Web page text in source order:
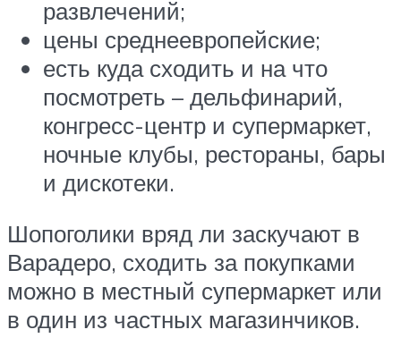
развлечений;
цены среднеевропейские;
есть куда сходить и на что
посмотреть – дельфинарий,
конгресс-центр и супермаркет,
ночные клубы, рестораны, бары
и дискотеки.
Шопоголики вряд ли заскучают в
Варадеро, сходить за покупками
можно в местный супермаркет или
в один из частных магазинчиков.